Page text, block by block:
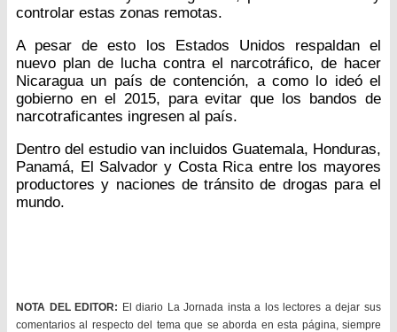
controlar estas zonas remotas.
A pesar de esto los Estados Unidos respaldan el
nuevo plan de lucha contra el narcotráfico, de hacer
Nicaragua un país de contención, a como lo ideó el
gobierno en el 2015, para evitar que los bandos de
narcotraficantes ingresen al país.
Dentro del estudio van incluidos Guatemala, Honduras,
Panamá, El Salvador y Costa Rica entre los mayores
productores y naciones de tránsito de drogas para el
mundo.
NOTA DEL EDITOR: El diario La Jornada insta a los lectores a dejar sus
comentarios al respecto del tema que se aborda en esta página, siempre